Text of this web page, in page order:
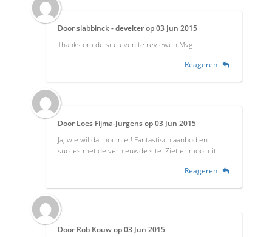
Doorslabbinck - develterop03 Jun 2015
Thanks om de site even te reviewen.Mvg
Reageren
Door Loes Fijma-Jurgensop03 Jun 2015
Ja, wie wil dat nou niet! Fantastisch aanbod en
succes met de vernieuwde site. Ziet er mooi uit.
Reageren
Door Rob Kouwop03 Jun 2015